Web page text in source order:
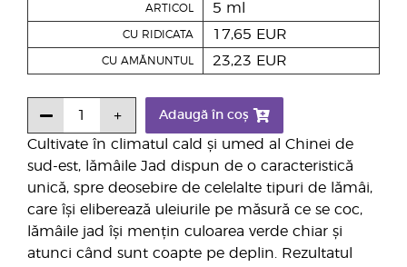
Cultivate în climatul cald și umed al Chinei de
sud-est, lămâile Jad dispun de o caracteristică
unică, spre deosebire de celelalte tipuri de lămâi,
care își eliberează uleiurile pe măsură ce se coc,
lămâile jad își mențin culoarea verde chiar și
atunci când sunt coapte pe deplin. Rezultatul
ARTICOL 5 ml
CU RIDICATA 17,65 EUR
CU AMĂNUNTUL 23,23 EUR
Adaugă în coș